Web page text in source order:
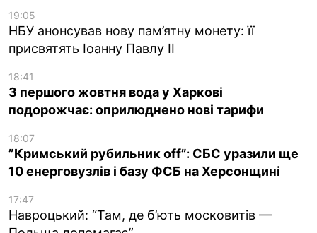
19:05
НБУ анонсував нову пам’ятну монету: її
присвятять Іоанну Павлу II
18:41
З першого жовтня вода у Харкові
подорожчає: оприлюднено нові тарифи
18:07
”Кримський рубильник off”: СБС уразили ще
10 енерговузлів і базу ФСБ на Херсонщині
17:47
Навроцький: “Там, де б’ють московитів —